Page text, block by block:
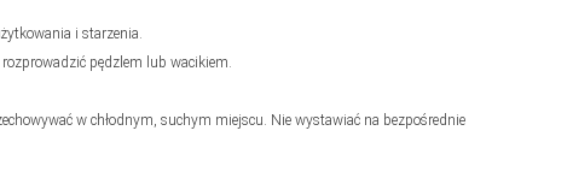
i starzenia.
pędzlem lub wacikiem.
w chłodnym, suchym miejscu. Nie wystawiać na bezpośrednie